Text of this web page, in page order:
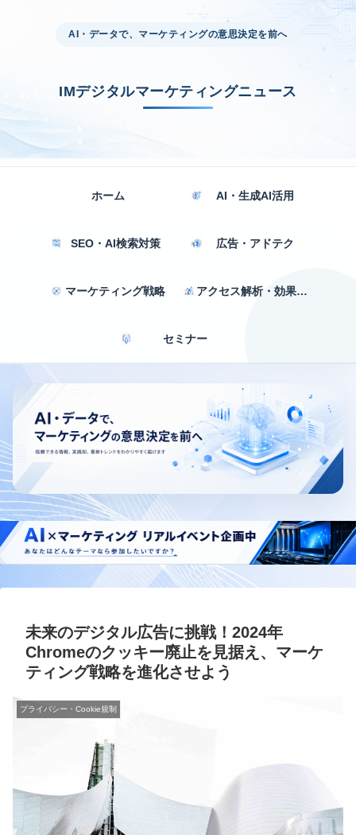
AI・データで、マーケティングの意思決定を前へ
IMデジタルマーケティングニュース
ホーム AI・生成AI活用
SEO・AI検索対策 広告・アドテク
マーケティング戦略 アクセス解析・効果測定
セミナー
未来のデジタル広告に挑戦！2024年
Chromeのクッキー廃止を見据え、マーケ
ティング戦略を進化させよう
プライバシー・Cookie規制